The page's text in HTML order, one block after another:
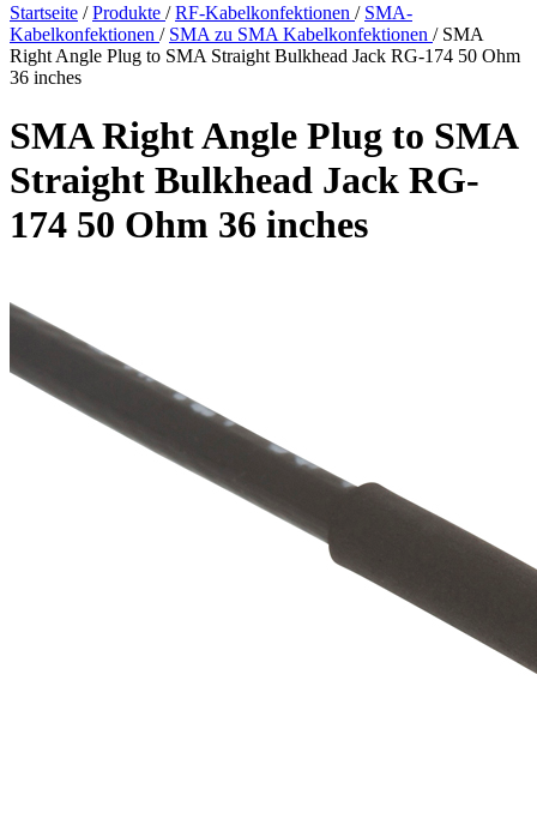
Startseite / Produkte / RF-Kabelkonfektionen / SMA-
Kabelkonfektionen / SMA zu SMA Kabelkonfektionen / SMA
Right Angle Plug to SMA Straight Bulkhead Jack RG-174 50 Ohm
36 inches
SMA Right Angle Plug to SMA
Straight Bulkhead Jack RG-
174 50 Ohm 36 inches